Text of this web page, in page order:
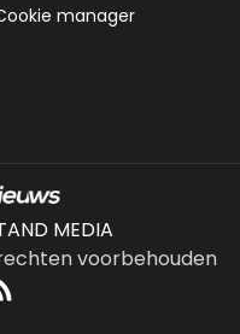
manager
MEDIA
voorbehouden